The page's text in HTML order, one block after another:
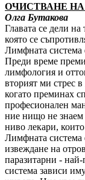
ОЧИСТВАНЕ
Олга Бутакова
Главата се дели
която се
Лимфната система
Преди време
лимфология и
вторият ми стрес
когато преминах
професионален
ние нищо не знаем
ниво лекари,
Лимфната система
извеждане на
паразитарни -
система зависи